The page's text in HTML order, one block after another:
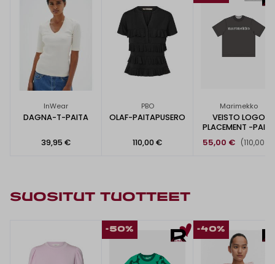
InWear
DAGNA-T-PAITA
39,95 €
PBO
OLAF-PAITAPUSERO
110,00 €
Marimekko
VEISTO LOGO
PLACEMENT -PAITA
55,00 €
(110,00 €)
SUOSITUT TUOTTEET
-50% -40%